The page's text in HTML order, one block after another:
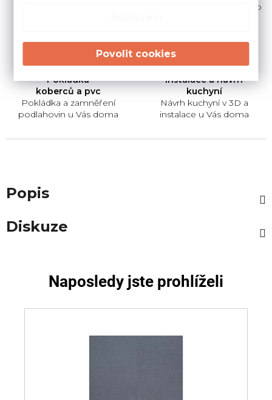
Prodej nábytku a bytového
Pokládka
koberců a pvc
Pokládka a zamněření
podlahovin u Vás doma
Instalace a návrh
kuchyní
Návrh kuchyní v 3D a
instalace u Vás doma
Popis
Diskuze
Naposledy jste prohlíželi